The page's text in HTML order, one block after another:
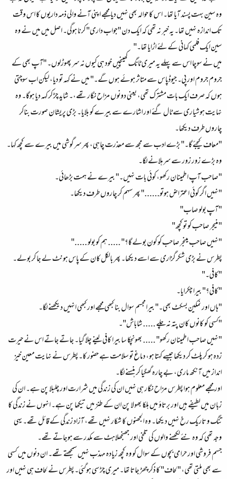
وہ سین بہت پسند آیا تھا۔ اس کا حوالہ بھی نہیں دیا مجھے اپنی آنے والی ذمہ داریوں کا اس وقت
تک اندازہ نہیں تھا۔ یہ خبر نہ تھی کہ ایک دن "جواب داری" کرنا ہوگی۔ اصل میں میں نے وہ
سین ایک فلمی کہانی کے لئے اڑایا تھا۔"
میں نے سوچا اس سے پہلے یہ میری ٹانگ کھینچیں خود ہی کیوں نہ سر پھوڑلوں۔ "آپ بھی کے
جروم جروم اور پی۔ جیوڈپاس سے متاثر ہوئے ہوں گے۔" میں نے کہہ تو دیا، لیکن اب سوچتی
ہوں کہ صرف ایک بات مشترک تھی، یعنی دونوں مزاح نگار تھے،۔ شاید چڑ کر کہہ دیا ہوگا۔ وہ
نہایت ہوشیاری سے ٹال گئے اور اشارے سے بیرے کو بلایا۔ بڑی پریشان صورت بناکر
چاروں طرف دیکھا۔
"معاف کیجئے گا۔" بڑے ادب سے مجھ سے معذرت چاہی، پھر سرگوشی میں بیرے سے کچھ کہا۔
وہ بڑے زور زور سے سرہلانے لگا۔
"صاحب آپ اطمینان رکھو، کوئی بات نہیں۔" بیرے نے ہمت بڑھائی۔
"نہیں اگر کوئی اعتراض ہوتو......" پھر سہم کر چاروں طرف دیکھا۔
"آپ بولو صاب"
"منیجر صاحب کو تو کچھ"
"نہیں صاحب مینجر صاحب کو کون بولے گا؟" ..... ہم کو بولو ....."
پطرس نے بڑی شکرگزاری سے اسے دیکھا۔ پھر بالکل کان کے پاس ہونٹ لے جا کر بولے۔
"کافی۔"
"کافی؟" بیرا چکرایا۔
"ہاں اور نمکین بسکٹ بھی۔" بیرامجسم سوال بنا کبھی مجھے اور کبھی انہیں دیکھنے لگا۔
"کسی کو کانوں کان پتہ نہ چلے ..... شاباش"۔
"نہیں صاحب اطمینان رکھو" ..... بھونچکا سا بیرا کافی لینے چلا گیا۔ جاتے جاتے اس نے حیرت
زدہ ہو کر پلٹ کر دیکھا جیسے کہتا ہو، دماغ تو سلامت ہے حضور کا۔ پطرس نے نہایت معین خیز
انداز میں آنکھ ماری، بے چارہ گھگیا کر ہنسنے لگا۔
اور مجھے معلوم ہوا پطرس مزاح نگار ہی نہیں ان کی زندگی میں شرارت اور چلبلا پن ہے۔ ان کی
زبان میں لطیفے ہیں اور برتاؤ میں ہلکا بھولا پن ان کے طنز میں تیکھا پن ہے۔ انہوں نے زندگی کا
تنگ و تاریک رخ نہیں دیکھا۔ وہ الجھنوں کا شکار نہیں تھے، آزاد زندگی کے قائل تھے۔ یہی
وجہ تھی کہ وہ نئے لکھنے والوں کی تلخی اور جھنجھلاہٹ سے مکدر سے ہوجاتے تھے۔
جسم فروشی اور حرامی بچوں کے سوال کو وہ کچھ زیادہ مہذب نہیں سمجھتے تھے۔ ان دنوں میں کسی
سے بھی ملتی تھی، "لحاف" کا ذکر چھڑ جاتا تھا۔ میری چڑ سی ہوگئی۔ پطرس نے لحاف ہی نہیں اور